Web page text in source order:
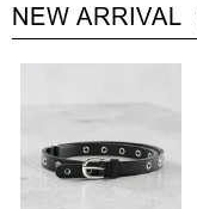
NEW ARRIVAL